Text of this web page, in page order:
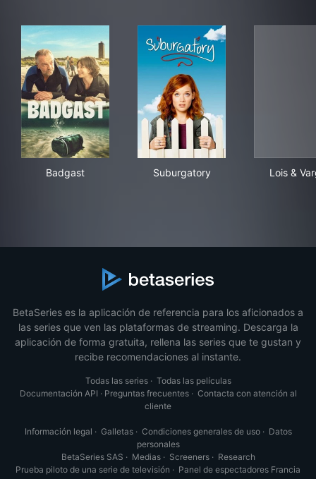
Badgast Suburgatory Lois &
BetaSeries es la aplicación de referencia para los aficionados a
las series que ven las plataformas de streaming. Descarga la
aplicación de forma gratuita, rellena las series que te gustan y
recibe recomendaciones al instante.
Todas las series· Todas las películas
Documentación API · Preguntas frecuentes· Contacta con atención al
cliente
Información legal · Galletas· Condiciones generales de uso· Datos
personales
BetaSeries SAS · Medias· Screeners· Research
Prueba piloto de una serie de televisión · Panel de espectadores Francia